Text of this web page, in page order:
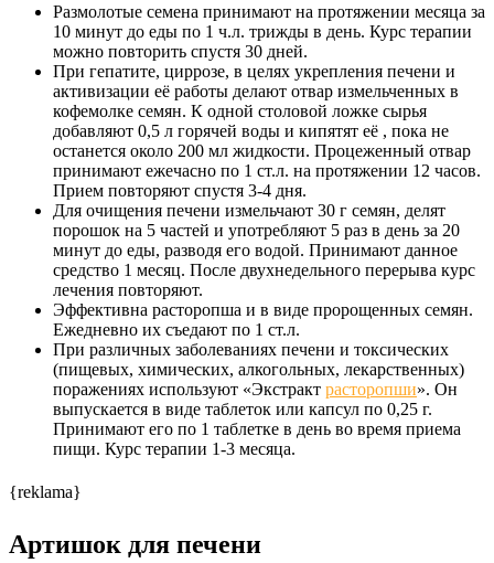
Размолотые семена принимают на протяжении месяца за
10 минут до еды по 1 ч.л. трижды в день. Курс терапии
можно повторить спустя 30 дней.
При гепатите, циррозе, в целях укрепления печени и
активизации её работы делают отвар измельченных в
кофемолке семян. К одной столовой ложке сырья
добавляют 0,5 л горячей воды и кипятят её , пока не
останется около 200 мл жидкости. Процеженный отвар
принимают ежечасно по 1 ст.л. на протяжении 12 часов.
Прием повторяют спустя 3-4 дня.
Для очищения печени измельчают 30 г семян, делят
порошок на 5 частей и употребляют 5 раз в день за 20
минут до еды, разводя его водой. Принимают данное
средство 1 месяц. После двухнедельного перерыва курс
лечения повторяют.
Эффективна расторопша и в виде пророщенных семян.
Ежедневно их съедают по 1 ст.л.
При различных заболеваниях печени и токсических
(пищевых, химических, алкогольных, лекарственных)
поражениях используют «Экстракт расторопши». Он
выпускается в виде таблеток или капсул по 0,25 г.
Принимают его по 1 таблетке в день во время приема
пищи. Курс терапии 1-3 месяца.
{reklama}
Артишок для печени